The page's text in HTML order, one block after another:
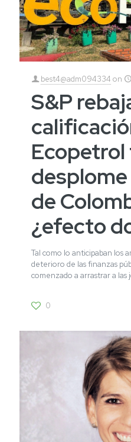
best4@adm094334 on
S&P
Ecopetrol
de
¿efecto
Tal como lo anticipaban los
deterioro de las finanzas
comenzado a arrastrar a las
0